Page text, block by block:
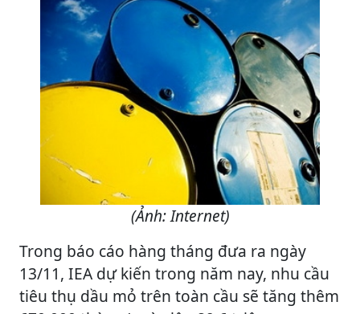
(Ảnh: Internet)
Trong báo cáo hàng tháng đưa ra ngày
13/11, IEA dự kiến trong năm nay, nhu cầu
tiêu thụ dầu mỏ trên toàn cầu sẽ tăng thêm